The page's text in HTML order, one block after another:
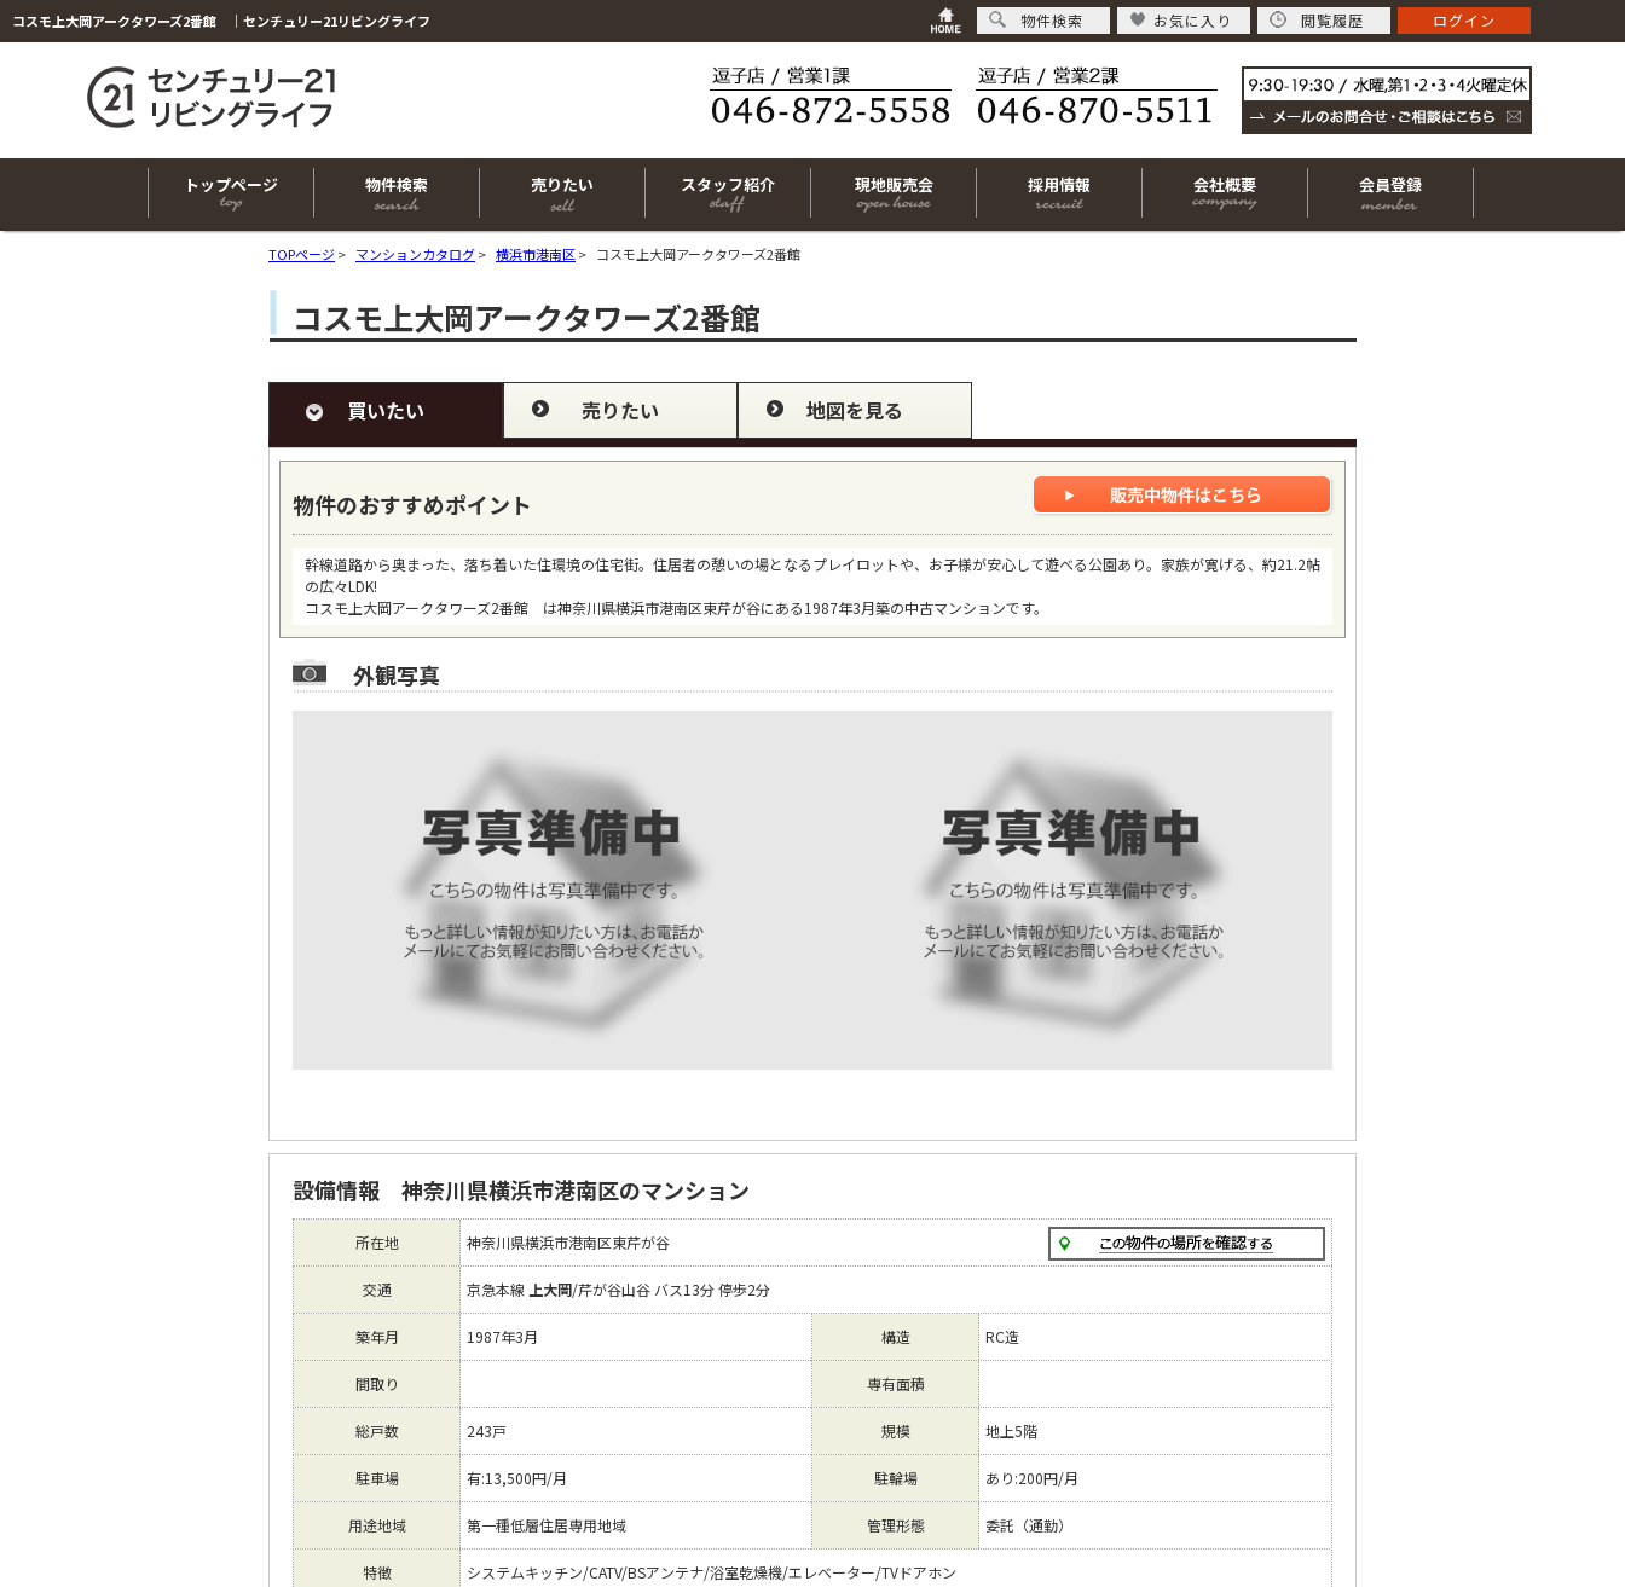
コスモ上大岡アークタワーズ2番館 ｜センチュリー21リビングライフ
トップページ 物件検索 売りたい スタッフ紹介 現地販売会 採用情報 会社概要 会員登録
TOPページ> マンションカタログ> 横浜市港南区> コスモ上大岡アークタワーズ2番館
コスモ上大岡アークタワーズ2番館
買いたい 売りたい 地図を見る
物件のおすすめポイント
幹線道路から奥まった、落ち着いた住環境の住宅街。住居者の憩いの場となるプレイロットや、お子様が安心して遊べる公園あり。家族が寛げる、約21.2帖
の広々LDK!
コスモ上大岡アークタワーズ2番館 は神奈川県横浜市港南区東芹が谷にある1987年3月築の中古マンションです。
外観写真
設備情報 神奈川県横浜市港南区のマンション
所在地 神奈川県横浜市港南区東芹が谷
交通 京急本線 上大岡/芹が谷山谷 バス13分 停歩2分
築年月 1987年3月 構造 RC造
間取り 専有面積
総戸数 243戸 規模 地上5階
駐車場 有:13,500円/月 駐輪場 あり:200円/月
用途地域 第一種低層住居専用地域 管理形態 委託（通勤）
特徴 システムキッチン/CATV/BSアンテナ/浴室乾燥機/エレベーター/TVドアホン
物件検索 お気に入り 閲覧履歴 ログイン